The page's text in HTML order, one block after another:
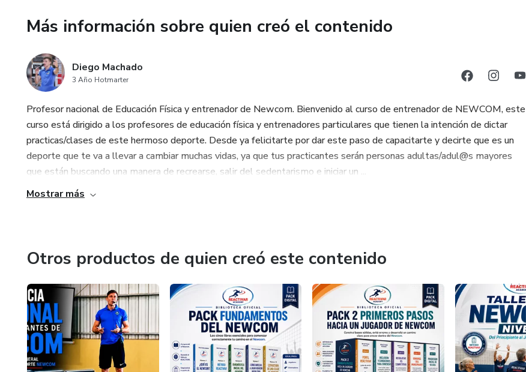
✅ Categorías y características de los diferentes grupos de jugadores.
✅ Metodologías de enseñanza para principiantes y avanzados.
✅ Planificación de entrenamientos efectivos.
✅ Cómo desarrollar clases dinámicas, seguras y motivadoras.
¿Qué incluye el curso?
🎥 10 módulos completos con clases reales grabadas.
📚 Material de estudio complementario.
Más información sobre quien creó el contenido
Diego Machado
3 Año Hotmarter
Profesor nacional de Educación Física y entrenador de Newcom. Bienvenido al curso de entrenador de NEWCOM, este
curso está dirigido a los profesores de educación física y entrenadores particulares que tienen la intención de dictar
practicas/clases de este hermoso deporte. Desde ya felicitarte por dar este paso de capacitarte y decirte que es un
deporte que te va a llevar a cambiar muchas vidas, ya que tus practicantes serán personas adultas/adul@s mayores
que están buscando una manera de recrearse, salir del sedentarismo e iniciar un ...
Mostrar más
Otros productos de quien creó este contenido